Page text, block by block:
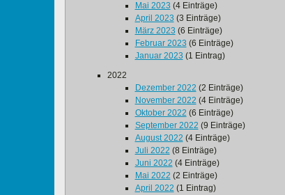
Mai 2023 (4 Einträge)
April 2023 (3 Einträge)
März 2023 (6 Einträge)
Februar 2023 (6 Einträge)
Januar 2023 (1 Eintrag)
2022
Dezember 2022 (2 Einträge)
November 2022 (4 Einträge)
Oktober 2022 (6 Einträge)
September 2022 (9 Einträge)
August 2022 (4 Einträge)
Juli 2022 (8 Einträge)
Juni 2022 (4 Einträge)
Mai 2022 (2 Einträge)
April 2022 (1 Eintrag)